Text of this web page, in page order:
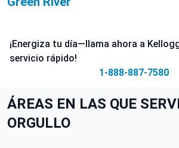
¡Energiza tu día—llama ahora a
servicio rápido!
1-888-887-7580
ÁREAS EN LAS QUE
ORGULLO